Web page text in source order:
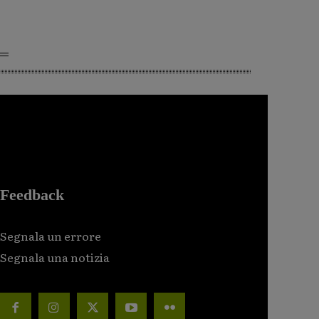
Feedback
Segnala un errore
Segnala una notizia